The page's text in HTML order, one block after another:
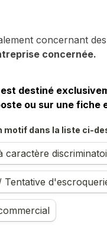
concernant des
concernée.
destiné
ou sur une fiche
motif dans la liste ci-
caractère
Tentative